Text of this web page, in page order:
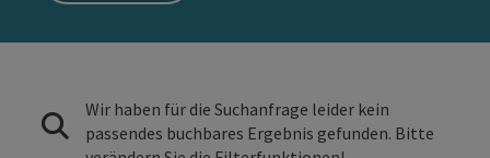
Wir haben für die Suchanfrage leider kein
passendes buchbares Ergebnis gefunden. Bitte